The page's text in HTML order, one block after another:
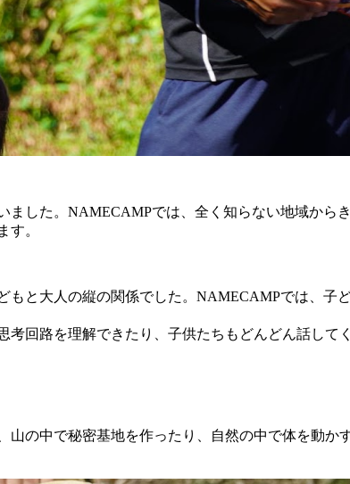
した。NAMECAMPでは、全く知らない地域から
す。
と大人の縦の関係でした。NAMECAMPでは、子
回路を理解できたり、子供たちもどんどん話して
の中で秘密基地を作ったり、自然の中で体を動か